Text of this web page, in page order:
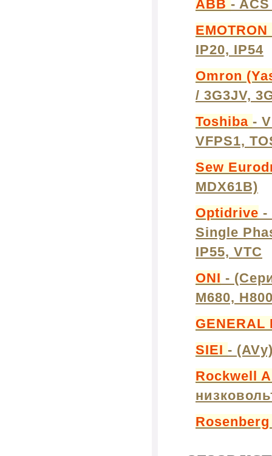
ABB -
EMOTRON
IP20, IP54
Omron
/ 3G3JV,
Toshiba -
VFPS1,
Sew
MDX61B)
Optidrive -
Single
IP55, VTC
ONI -
M680,
GENERAL
SIEI -
Rockwell